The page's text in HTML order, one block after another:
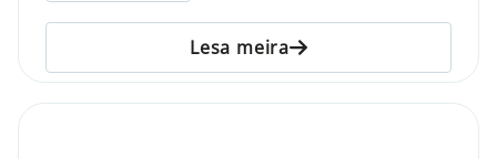
Lesa meira